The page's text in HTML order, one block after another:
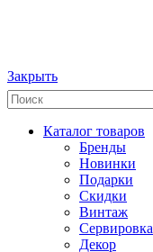
Закрыть
Каталог товаров
Бренды
Новинки
Подарки
Скидки
Винтаж
Сервировка
Декор